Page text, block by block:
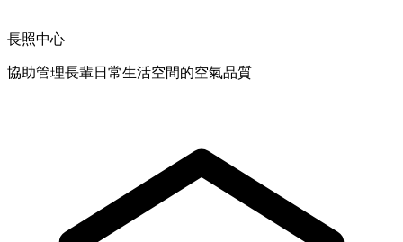
長照中心
協助管理長輩日常生活空間的空氣品質